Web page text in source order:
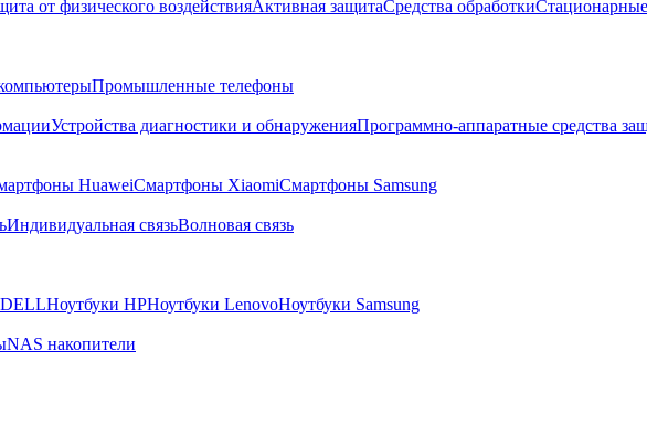
от физического воздействияАктивная защитаСредства обработки
Промышленные телефоны
Устройства диагностики и обнаруженияПрограммно-аппаратные средства
HuaweiСмартфоны XiaomiСмартфоны Samsung
Индивидуальная связьВолновая связь
Ноутбуки HPНоутбуки LenovoНоутбуки Samsung
NAS накопители